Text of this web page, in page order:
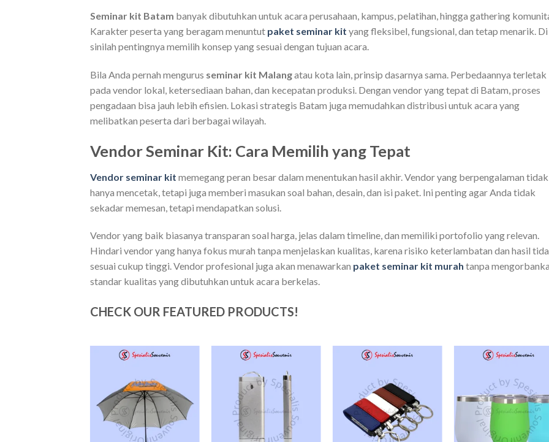
Seminar kit Batam banyak dibutuhkan untuk acara perusahaan, kampus, pelatihan, hingga gathering
Karakter peserta yang beragam menuntut paket seminar kit yang fleksibel, fungsional, dan tetap menarik. Di
sinilah pentingnya memilih konsep yang sesuai dengan tujuan acara.
Bila Anda pernah mengurus seminar kit Malangatau kota lain, prinsip dasarnya sama. Perbedaannya terletak
pada vendor lokal, ketersediaan bahan, dan kecepatan produksi. Dengan vendor yang tepat di Batam, proses
pengadaan bisa jauh lebih efisien. Lokasi strategis Batam juga memudahkan distribusi untuk acara yang
melibatkan peserta dari berbagai wilayah.
Vendor Seminar Kit: Cara Memilih yang Tepat
Vendor seminar kit memegang peran besar dalam menentukan hasil akhir. Vendor yang berpengalaman tidak
hanya mencetak, tetapi juga memberi masukan soal bahan, desain, dan isi paket. Ini penting agar Anda tidak
sekadar memesan, tetapi mendapatkan solusi.
Vendor yang baik biasanya transparan soal harga, jelas dalam timeline, dan memiliki portofolio yang relevan.
Hindari vendor yang hanya fokus murah tanpa menjelaskan kualitas, karena risiko keterlambatan dan hasil
sesuai cukup tinggi. Vendor profesional juga akan menawarkan paket seminar kit murah tanpa
standar kualitas yang dibutuhkan untuk acara berkelas.
CHECK OUR FEATURED PRODUCTS!
Add to
wishlist
Add to
wishlist
Add to
wishlist
Add